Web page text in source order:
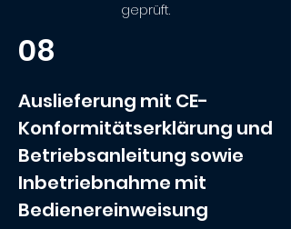
geprüft.
08
Auslieferung mit CE-
Konformitätserklärung und
Betriebsanleitung sowie
Inbetriebnahme mit
Bedienereinweisung